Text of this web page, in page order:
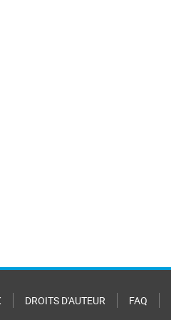
DROITS D'AUTEUR FAQ